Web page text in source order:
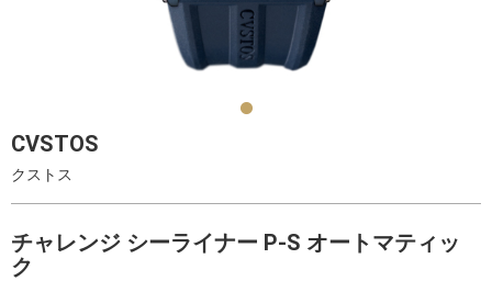
CVSTOS
クストス
チャレンジ シーライナー P-S オートマティッ
ク